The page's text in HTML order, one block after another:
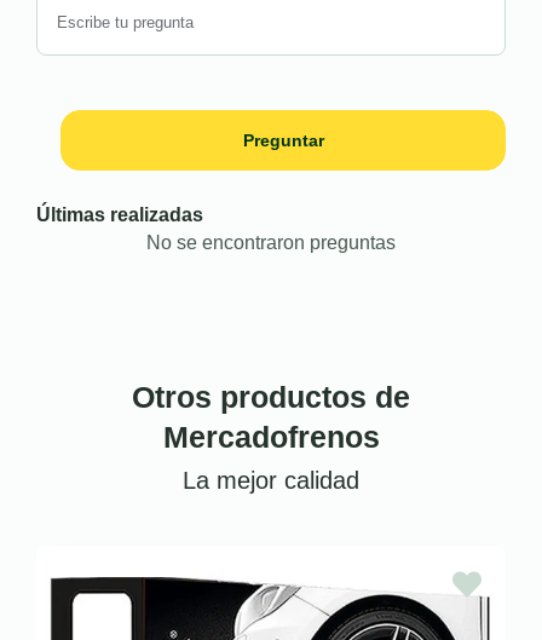
Preguntar
Últimas realizadas
No se encontraron preguntas
Otros productos de
Mercadofrenos
La mejor calidad